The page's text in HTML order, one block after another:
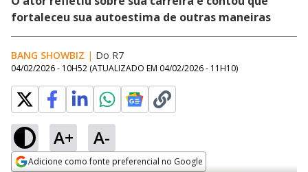
fortaleceu sua autoestima de outras maneiras
BANG SHOWBIZ | Do R7
04/02/2026 - 10H52 (ATUALIZADO EM 04/02/2026 - 11H10)
A+ A-
Adicione como fonte preferencial no Google